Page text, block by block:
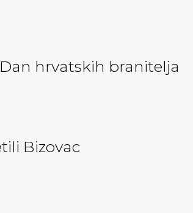
hrvatskih branitelja
Bizovac